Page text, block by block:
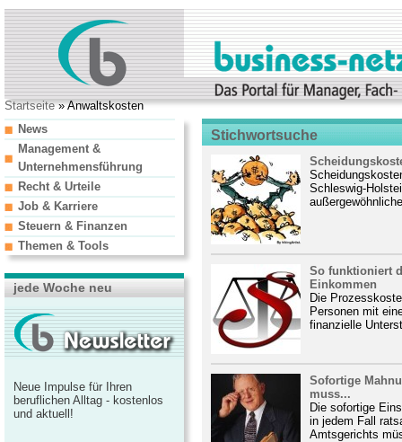
Startseite» Anwaltskosten
Stichwortsuche
Schleswig-
So funktioniert
Einkommen
Die
Personen mit
finanzielle
Sofortige
muss...
Die sofortige
in jedem Fall
Amtsgerichts
News
Management &
Unternehmensführung
Recht & Urteile
Job & Karriere
Steuern & Finanzen
Themen & Tools
jede Woche neu
Neue Impulse für Ihren
beruflichen Alltag - kostenlos
und aktuell!